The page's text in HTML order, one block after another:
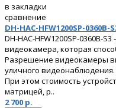
в закладки
сравнение
DH-HAC-HFW1200SP-
DH-HAC-HFW1200SP-0360B-
видеокамера, которая
Разрешение видеокамеры
уличного
При этом стоимость
матрицей, р..
2 700 р.